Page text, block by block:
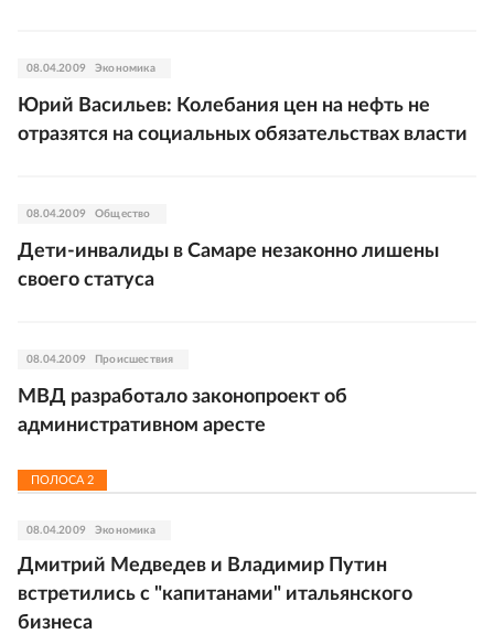
08.04.2009 Экономика
Юрий Васильев: Колебания цен на нефть не
отразятся на социальных обязательствах власти
08.04.2009 Общество
Дети-инвалиды в Самаре незаконно лишены
своего статуса
08.04.2009 Происшествия
МВД разработало законопроект об
административном аресте
ПОЛОСА 2
08.04.2009 Экономика
Дмитрий Медведев и Владимир Путин
встретились с "капитанами" итальянского
бизнеса